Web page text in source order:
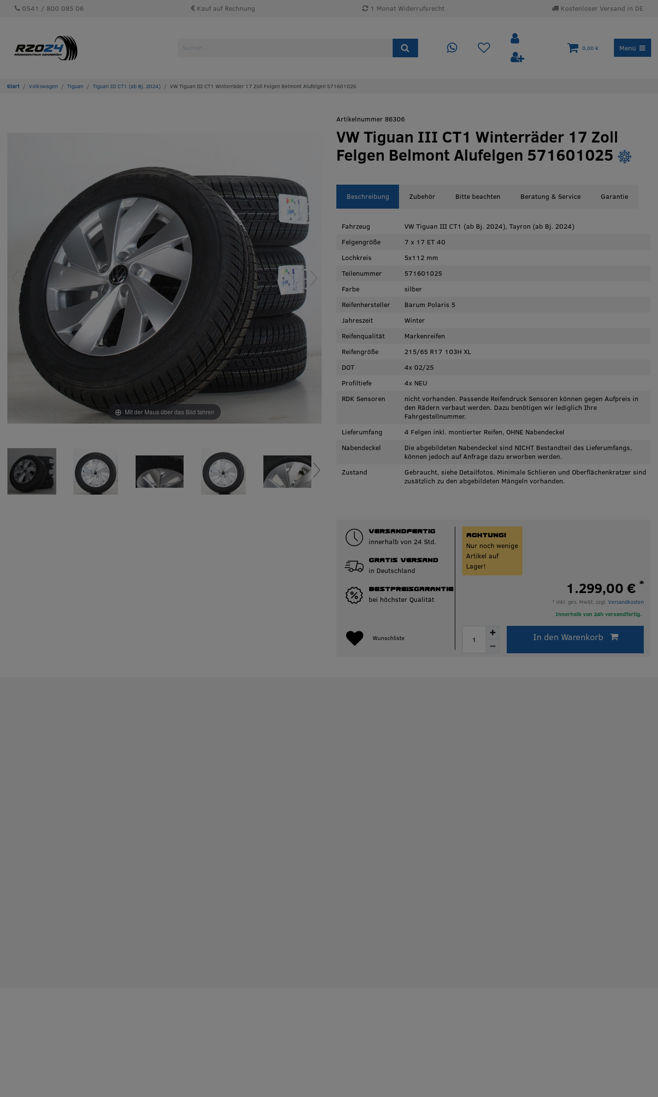
0541 / 800 085 06 Kauf auf Rechnung 1 Monat Widerrufsrecht Kostenloser Versand in DE
0,00 € Menü
Volkswagen Tiguan Tiguan III CT1 (ab Bj. 2024) VW Tiguan III CT1 Winterräder 17 Zoll Felgen Belmont Alufelgen 571601025
Mit der Maus über das Bild fahren
Artikelnummer 86306
VW Tiguan III CT1 Winterräder 17 Zoll
Felgen Belmont Alufelgen 571601025
Beschreibung Zubehör Bitte beachten Beratung & Service Garantie
Fahrzeug
VW Tiguan III CT1 (ab Bj. 2024), Tayron (ab Bj. 2024)
Felgengröße
7 x 17 ET 40
Lochkreis
5x112 mm
Teilenummer
571601025
Farbe
silber
Reifenhersteller
Barum Polaris 5
Jahreszeit
Winter
Reifenqualität
Markenreifen
Reifengröße
215/65 R17 103H XL
DOT
4x 02/25
Profiltiefe
4x NEU
RDK Sensoren
nicht vorhanden. Passende Reifendruck Sensoren können gegen Aufpreis in
den Rädern verbaut werden. Dazu benötigen wir lediglich Ihre
Fahrgestellnummer.
Lieferumfang
4 Felgen inkl. montierter Reifen, OHNE Nabendeckel
Nabendeckel
Die abgebildeten Nabendeckel sind NICHT Bestandteil des Lieferumfangs,
können jedoch auf Anfrage dazu erworben werden.
Zustand
Gebraucht, siehe Detailfotos. Minimale Schlieren und Oberflächenkratzer sind
zusätzlich zu den abgebildeten Mängeln vorhanden.
VERSANDFERTIG
innerhalb von 24 Std.
GRATIS VERSAND
in Deutschland
BESTPREISGARANTIE
bei höchster Qualität
Wunschliste
ACHTUNG!
Nur noch wenige
Artikel auf
Lager!
1.299,00 € *
* inkl. ges. MwSt. zzgl. Versandkosten
Innerhalb von 24h versandfertig.
In den Warenkorb